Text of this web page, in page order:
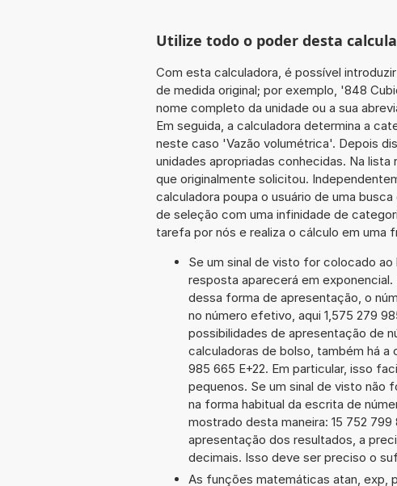
Utilize todo o poder desta
Com esta calculadora, é possível
de medida original; por exemplo, '848
nome completo da unidade ou a sua
Em seguida, a calculadora determina a
neste caso 'Vazão volumétrica'. Depois
unidades apropriadas conhecidas. Na
que originalmente solicitou.
calculadora poupa o usuário de uma
de seleção com uma infinidade de
tarefa por nós e realiza o cálculo em uma
Se um sinal de visto for colocado
resposta aparecerá em
dessa forma de apresentação, o
no número efetivo, aqui 1,575 279
possibilidades de apresentação de
calculadoras de bolso, também há a
985 665 E+22. Em particular, isso
pequenos. Se um sinal de visto não
na forma habitual da escrita de
mostrado desta maneira: 15 752
apresentação dos resultados, a
decimais. Isso deve ser preciso o
As funções matemáticas atan, exp,